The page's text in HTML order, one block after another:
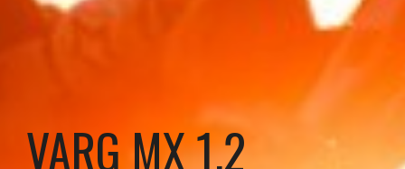
VARG MX 1.2